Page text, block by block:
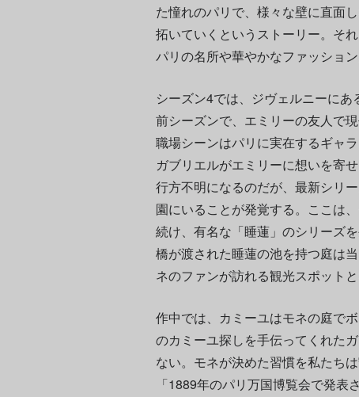
た憧れのパリで、様々な壁に直面
拓いていくというストーリー。そ
パリの名所や華やかなファッション
シーズン4では、ジヴェルニーにあ
前シーズンで、エミリーの友人で
職場シーンはパリに実在するギャラ
ガブリエルがエミリーに想いを寄
行方不明になるのだが、最新シリ
園にいることが発覚する。ここは
続け、有名な「睡蓮」のシリーズ
橋が渡された睡蓮の池を持つ庭は
ネのファンが訪れる観光スポットと
作中では、カミーユはモネの庭で
のカミーユ探しを手伝ってくれた
ない。モネが決めた習慣を私たち
「1889年のパリ万国博覧会で発